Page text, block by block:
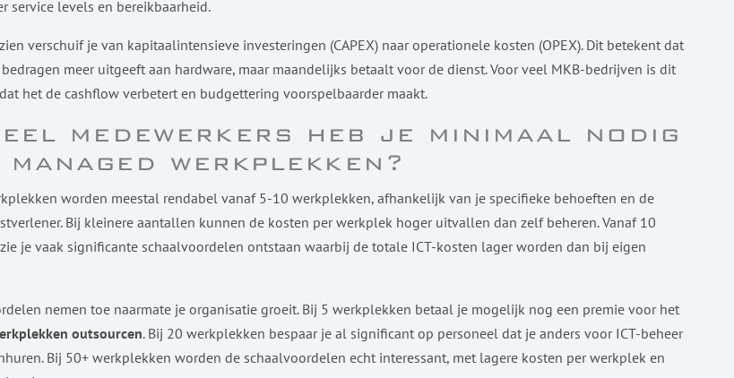
service levels en bereikbaarheid.
verschuif je van kapitaalintensieve investeringen (CAPEX) naar operationele kosten (OPEX). Dit betekent dat
meer uitgeeft aan hardware, maar maandelijks betaalt voor de dienst. Voor veel MKB-bedrijven is dit
het de cashflow verbetert en budgettering voorspelbaarder maakt.
medewerkers heb je minimaal nodig
werkplekken?
worden meestal rendabel vanaf 5-10 werkplekken, afhankelijk van je specifieke behoeften en de
Bij kleinere aantallen kunnen de kosten per werkplek hoger uitvallen dan zelf beheren. Vanaf 10
je vaak significante schaalvoordelen ontstaan waarbij de totale ICT-kosten lager worden dan bij eigen
nemen toe naarmate je organisatie groeit. Bij 5 werkplekken betaal je mogelijk nog een premie voor het
outsourcen. Bij 20 werkplekken bespaar je al significant op personeel dat je anders voor ICT-beheer
Bij 50+ werkplekken worden de schaalvoordelen echt interessant, met lagere kosten per werkplek en